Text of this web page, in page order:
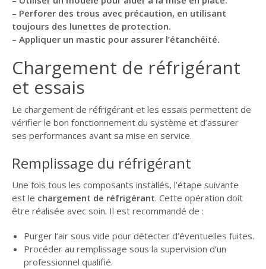
– Perforer des trous avec précaution, en utilisant
toujours des lunettes de protection.
– Appliquer un mastic pour assurer l’étanchéité.
Chargement de réfrigérant
et essais
Le chargement de réfrigérant et les essais permettent de
vérifier le bon fonctionnement du système et d’assurer
ses performances avant sa mise en service.
Remplissage du réfrigérant
Une fois tous les composants installés, l’étape suivante
est le chargement de réfrigérant. Cette opération doit
être réalisée avec soin. Il est recommandé de :
Purger l’air sous vide pour détecter d’éventuelles fuites.
Procéder au remplissage sous la supervision d’un
professionnel qualifié.